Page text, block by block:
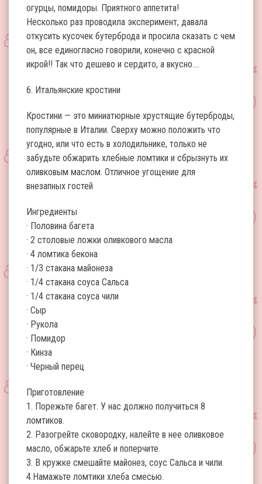
огурцы, помидоры. Приятного аппетита!
Несколько раз проводила эксперимент, давала
откусить кусочек бутерброда и просила сказать с чем
он, все единогласно говорили, конечно с красной
икрой!! Так что дешево и сердито, а вкусно….
6. Итальянские кростини
Кростини — это миниатюрные хрустящие бутерброды,
популярные в Италии. Сверху можно положить что
угодно, или что есть в холодильнике, только не
забудьте обжарить хлебные ломтики и сбрызнуть их
оливковым маслом. Отличное угощение для
внезапных гостей
Ингредиенты
· Половина багета
· 2 столовые ложки оливкового масла
· 4 ломтика бекона
· 1/3 стакана майонеза
· 1/4 стакана соуса Сальса
· 1/4 стакана соуса чили
· Сыр
· Рукола
· Помидор
· Кинза
· Черный перец
Приготовление
1. Порежьте багет. У нас должно получиться 8
ломтиков.
2. Разогрейте сковородку, налейте в нее оливковое
масло, обжарьте хлеб и поперчите.
3. В кружке смешайте майонез, соус Сальса и чили.
4.Намажьте ломтики хлеба смесью.